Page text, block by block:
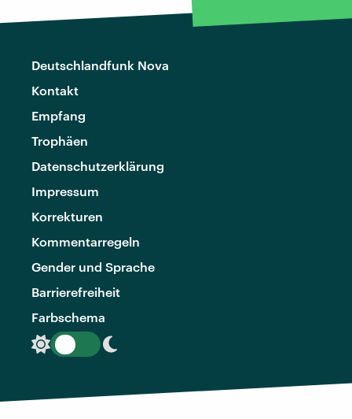
Deutschlandfunk Nova
Kontakt
Empfang
Trophäen
Datenschutzerklärung
Impressum
Korrekturen
Kommentarregeln
Gender und Sprache
Barrierefreiheit
Farbschema